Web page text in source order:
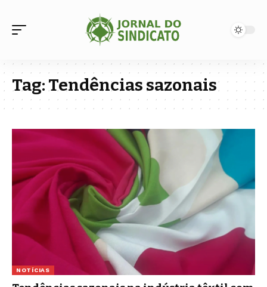
Tag:Tendências sazonais
NOTÍCIAS